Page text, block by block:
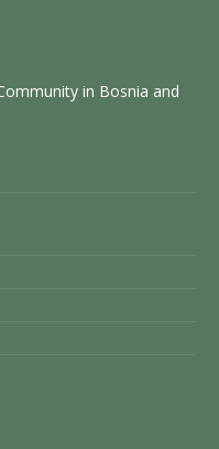
in Bosnia and